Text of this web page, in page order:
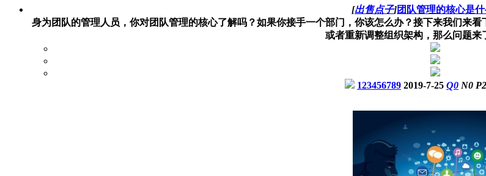
[出售点子]团队管理的核心是
身为团队的管理人员，你对团队管理的核心了解吗？如果你接手一个部门，你该怎么办？接下来我们来
或者重新调整组织架构，那么问题来
123456789 2019-7-25 Q0 N0 P